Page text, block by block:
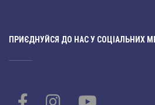
ПРИЄДНУЙСЯ ДО НАС У СОЦІАЛЬНИХ